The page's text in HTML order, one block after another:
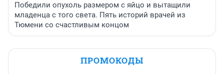
Победили опухоль размером с яйцо и вытащили
младенца с того света. Пять историй врачей из
Тюмени со счастливым концом
ПРОМОКОДЫ